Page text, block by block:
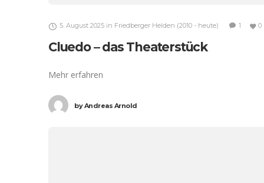
5. August 2025 in Friedberger Helden (2010 - heute) 1 0
Cluedo – das Theaterstück
Mehr erfahren
byAndreas Arnold